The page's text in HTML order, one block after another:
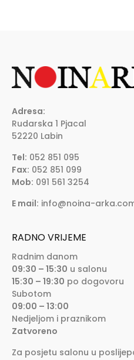
Adresa:
Rudarska 1 Pjacal
52220 Labin
Tel: 052 851 095
Fax: 052 851 099
Mob: 091 561 3254
E mail: info@noina-
RADNO VRIJEME
Radnim danom
09:30 – 15:30 u salonu
15:30 – 19:30 po dogovoru
Subotom
09:00 – 13:00
Nedjeljom i praznikom
Zatvoreno
Za posjetu salonu u